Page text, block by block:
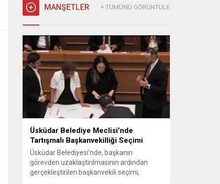
MANŞETLER + TÜMÜNÜ GÖRÜNTÜLE
Üsküdar Belediye Meclisi’nde
Tartışmalı Başkanvekilliği Seçimi
Üsküdar Belediyesi’nde, başkanın
görevden uzaklaştırılmasının ardından
gerçekleştirilen başkanvekili seçimi,